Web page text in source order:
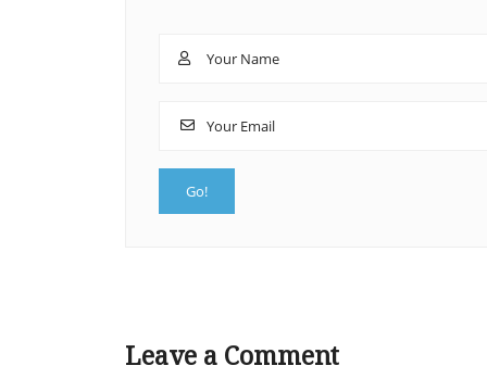
Leave a Comment